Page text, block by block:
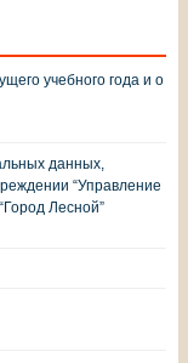
учебного года и о
данных,
“Управление
Лесной”